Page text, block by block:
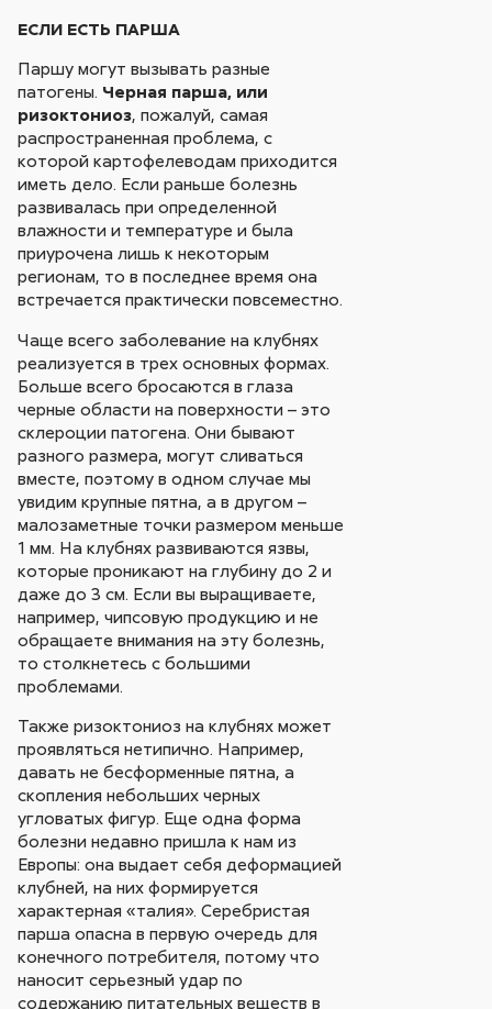
ЕСЛИ ЕСТЬ ПАРША
Паршу могут вызывать разные
патогены. Черная парша, или
ризоктониоз, пожалуй, самая
распространенная проблема, с
которой картофелеводам приходится
иметь дело. Если раньше болезнь
развивалась при определенной
влажности и температуре и была
приурочена лишь к некоторым
регионам, то в последнее время она
встречается практически повсеместно.
Чаще всего заболевание на клубнях
реализуется в трех основных формах.
Больше всего бросаются в глаза
черные области на поверхности – это
склероции патогена. Они бывают
разного размера, могут сливаться
вместе, поэтому в одном случае мы
увидим крупные пятна, а в другом –
малозаметные точки размером меньше
1 мм. На клубнях развиваются язвы,
которые проникают на глубину до 2 и
даже до 3 см. Если вы выращиваете,
например, чипсовую продукцию и не
обращаете внимания на эту болезнь,
то столкнетесь с большими
проблемами.
Также ризоктониоз на клубнях может
проявляться нетипично. Например,
давать не бесформенные пятна, а
скопления небольших черных
угловатых фигур. Еще одна форма
болезни недавно пришла к нам из
Европы: она выдает себя деформацией
клубней, на них формируется
характерная «талия». Серебристая
парша опасна в первую очередь для
конечного потребителя, потому что
наносит серьезный удар по
содержанию питательных веществ в